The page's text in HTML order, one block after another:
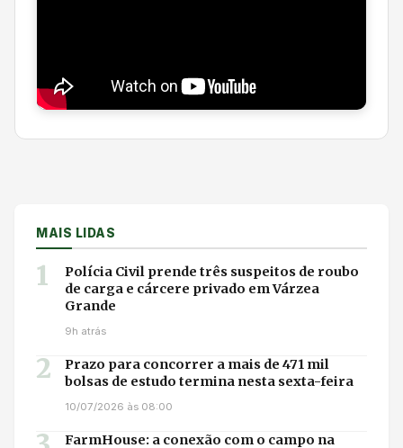
MAIS LIDAS
1
Polícia Civil prende três suspeitos de roubo
de carga e cárcere privado em Várzea
Grande
9h atrás
2
Prazo para concorrer a mais de 471 mil
bolsas de estudo termina nesta sexta-feira
10/07/2026 às 08:00
FarmHouse: a conexão com o campo na